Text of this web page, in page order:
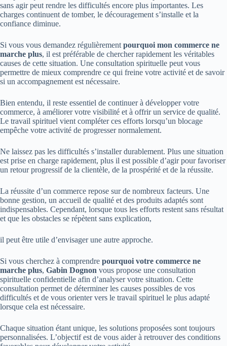
sans agir peut rendre les difficultés encore plus importantes. Les
charges continuent de tomber, le découragement s’installe et la
confiance diminue.
Si vous vous demandez régulièrement pourquoi mon commerce ne
marche plus, il est préférable de chercher rapidement les véritables
causes de cette situation. Une consultation spirituelle peut vous
permettre de mieux comprendre ce qui freine votre activité et de savoir
si un accompagnement est nécessaire.
Bien entendu, il reste essentiel de continuer à développer votre
commerce, à améliorer votre visibilité et à offrir un service de qualité.
Le travail spirituel vient compléter ces efforts lorsqu’un blocage
empêche votre activité de progresser normalement.
Ne laissez pas les difficultés s’installer durablement. Plus une situation
est prise en charge rapidement, plus il est possible d’agir pour favoriser
un retour progressif de la clientèle, de la prospérité et de la réussite.
La réussite d’un commerce repose sur de nombreux facteurs. Une
bonne gestion, un accueil de qualité et des produits adaptés sont
indispensables. Cependant, lorsque tous les efforts restent sans résultat
et que les obstacles se répètent sans explication,
il peut être utile d’envisager une autre approche.
Si vous cherchez à comprendre pourquoi votre commerce ne
marche plus, Gabin Dognon vous propose une consultation
spirituelle confidentielle afin d’analyser votre situation. Cette
consultation permet de déterminer les causes possibles de vos
difficultés et de vous orienter vers le travail spirituel le plus adapté
lorsque cela est nécessaire.
Chaque situation étant unique, les solutions proposées sont toujours
personnalisées. L’objectif est de vous aider à retrouver des conditions